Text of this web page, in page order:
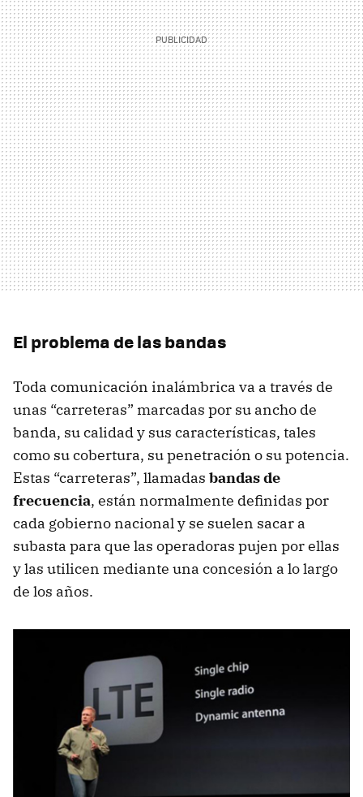
El problema de las bandas
Toda comunicación inalámbrica va a través de
unas “carreteras” marcadas por su ancho de
banda, su calidad y sus características, tales
como su cobertura, su penetración o su potencia.
Estas “carreteras”, llamadas bandas de
frecuencia, están normalmente definidas por
cada gobierno nacional y se suelen sacar a
subasta para que las operadoras pujen por ellas
y las utilicen mediante una concesión a lo largo
de los años.